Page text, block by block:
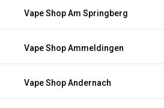
Vape Shop Am Springberg
Vape Shop Ammeldingen
Vape Shop Andernach